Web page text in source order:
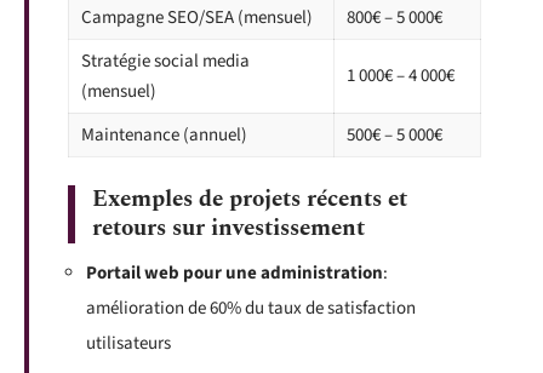
Campagne SEO/SEA (mensuel)
800€ – 5 000€
Stratégie social media
(mensuel)
1 000€ – 4 000€
Maintenance (annuel) 500€ – 5 000€
Exemples de projets récents et
retours sur investissement
Portail web pour une administration:
amélioration de 60% du taux de satisfaction
utilisateurs